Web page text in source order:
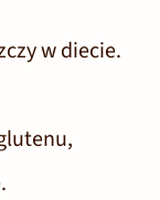
w diecie.